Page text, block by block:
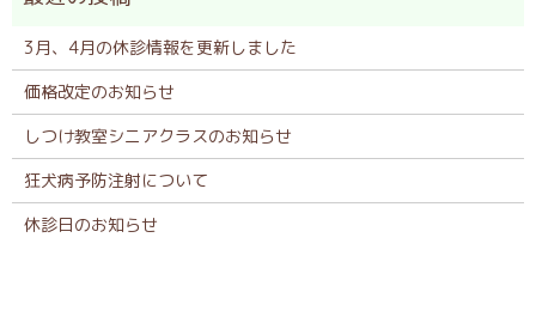
3月、4月の休診情報を更新しました
価格改定のお知らせ
しつけ教室シニアクラスのお知らせ
狂犬病予防注射について
休診日のお知らせ